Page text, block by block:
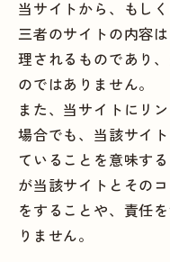
当サイトから、もし
三者のサイトの内容
理されるものであり
のではありません。
また、当サイトにリ
場合でも、当該サイ
ていることを意味す
が当該サイトとその
をすることや、責任
りません。